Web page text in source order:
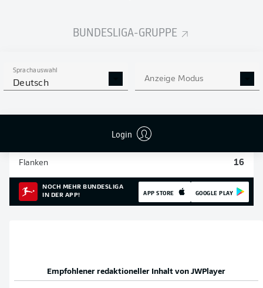
BUNDESLIGA-GRUPPE
Sprachauswahl
Deutsch Anzeige Modus
Login
Intensive Läufe
Flanken 16
NOCH MEHR BUNDESLIGA
IN DER APP!
APP STORE GOOGLE PLAY
Empfohlener redaktioneller Inhalt von JWPlayer